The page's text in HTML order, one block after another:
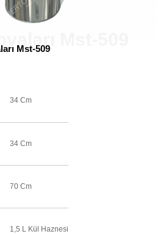
Mst-509
34 Cm
34 Cm
70 Cm
1,5 L Kül Haznesi